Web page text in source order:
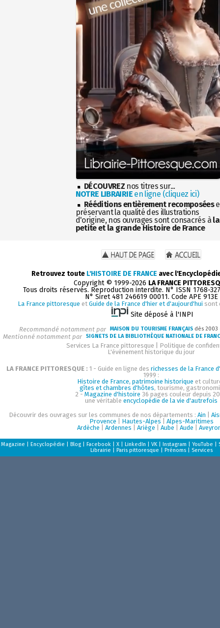
DÉCOUVREZ nos titres sur...
NOTRE LIBRAIRIEen ligne (cliquez ici)
Rééditions entièrement recomposées
préservant la qualité des illustrations
d'origine, nos ouvrages sont consacrés à la
petite et la grande Histoire de France
Retrouvez toute L'HISTOIRE DE FRANCE avec
Copyright © 1999-2026 LA FRANCE
Tous droits réservés. Reproduction interdite. N° ISSN 1768-
N° Siret 481 246619 00011. Code APE 913E
La France pittoresque et Guide de la France d'hier et d'aujourd'hui sont
Site déposé à l'INPI
Recommandé notamment par MAISON DU TOURISME FRANÇAIS dès
Mentionné notamment par SIGNETS DE LA BIBLIOTHÈQUE NATIONALE DE
Services La France pittoresque
Politique de
L'événement historique du jour
LA FRANCE PITTORESQUE : 1 - Guide en ligne des richesses de la France
1999 :
Histoire de France, patrimoine historique et
gîtes et chambres d'hôtes, tourisme,
2 - Magazine d'histoire 36 pages couleur depuis
une véritable encyclopédie de la vie d'autrefois
Découvrir des ouvrages sur les communes de nos départements : Ain
Provence
Hautes-Alpes
Alpes-Maritimes
Ardèche
Ardennes Ariège Aube Aude
Magazine Encyclopédie Blog| Facebook| X| LinkedIn VK| Instagram YouTube
Librairie
Paris pittoresque Prénoms| Services